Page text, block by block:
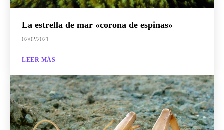
La estrella de mar «corona de espinas»
02/02/2021
LEER MÁS